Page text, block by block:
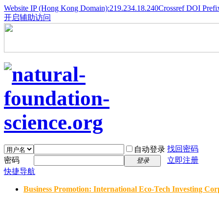
Website IP (Hong Kong Domain):219.234.18.240Crossref DOI
开启辅助访问
自动登录 找回密码
密码
登录
立即注册
快捷导航
Business Promotion: International Eco-Tech Investing